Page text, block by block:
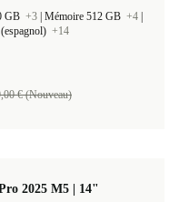
GB +3 Mémoire 512 GB +4
+14
€ (Nouveau)
2025 M5 | 14"